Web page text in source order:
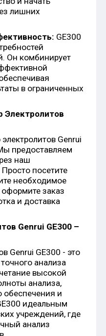
лишних
GE300
Он комбинирует
в ограниченных
Электролитов
Genrui
предоставляем
наш
посетите
необходимое
оформите заказ
и доставка
Genrui GE300 –
Genrui GE300 - это
анализа
высокой
анализа,
обеспечения и
идеальным
учреждений, где
анализ